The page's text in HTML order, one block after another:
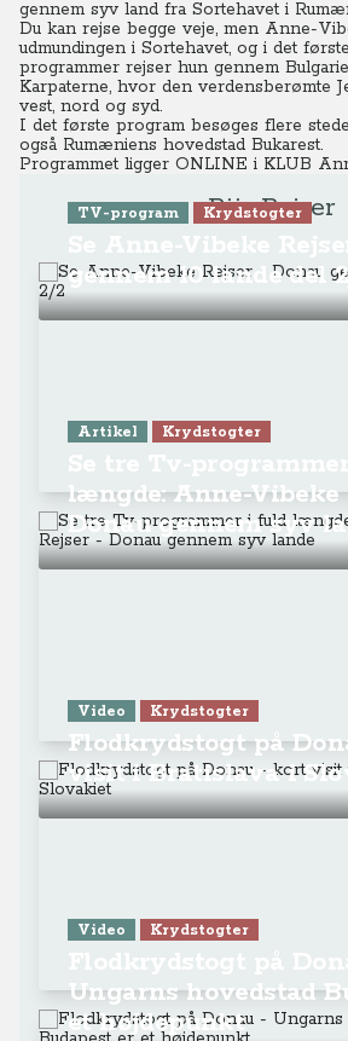
gennem syv land fra Sortehavet i
Du kan rejse begge veje, men Anne-
udmundingen i Sortehavet, og i det
programmer rejser hun gennem
Karpaterne, hvor den verdensberømte
vest, nord og syd.
I det første program besøges flere
også Rumæniens hovedstad Bukarest.
Programmet ligger ONLINEi KLUB
Riis Rejser
TV-program Krydstogter
gennem 10 lande del
Artikel Krydstogter
længde: Anne-Vibeke
Donau gennem syv
Video Krydstogter
Flodkrydstogt på
visit i Bratislava i
Video Krydstogter
Ungarns hovedstad
et højdepunkt